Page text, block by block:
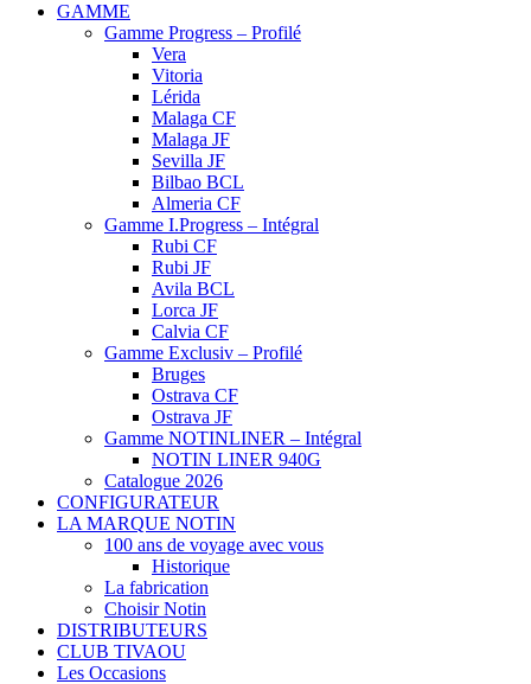
GAMME
Gamme Progress – Profilé
Vera
Vitoria
Lérida
Malaga CF
Malaga JF
Sevilla JF
Bilbao BCL
Almeria CF
Gamme I.Progress – Intégral
Rubi CF
Rubi JF
Avila BCL
Lorca JF
Calvia CF
Gamme Exclusiv – Profilé
Bruges
Ostrava CF
Ostrava JF
Gamme NOTINLINER – Intégral
NOTIN LINER 940G
Catalogue 2026
CONFIGURATEUR
LA MARQUE NOTIN
100 ans de voyage avec vous
Historique
La fabrication
Choisir Notin
DISTRIBUTEURS
CLUB TIVAOU
Les Occasions